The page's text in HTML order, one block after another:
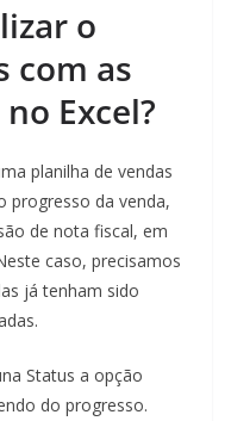
o
com as
Excel?
planilha de vendas
progresso da venda,
de nota fiscal, em
caso, precisamos
já tenham sido
Status a opção
do progresso.